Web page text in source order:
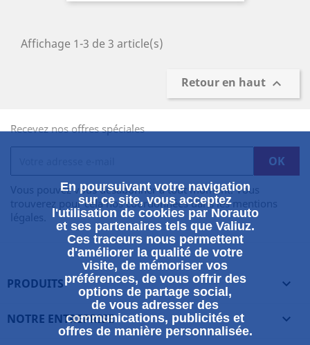
Affichage 1-3 de 3 article(s)
Retour en haut 
Recevez nos offres spéciales
Vous pouvez vous désabonner à tout moment. Vous
trouverez pour cela nos coordonnées dans les mentions
légales.
PRODUITS 
NOTRE ENTREPRISE 
En poursuivant votre navigation
sur ce site, vous acceptez
l'utilisation de cookies par Norauto
et ses partenaires tels que Valiuz.
Ces traceurs nous permettent
d'améliorer la qualité de votre
visite, de mémoriser vos
préférences, de vous offrir des
options de partage social,
de vous adresser des
communications, publicités et
offres de manière personnalisée.